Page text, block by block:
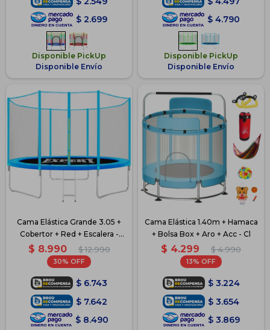
$ 2.699
Disponible PickUp
Disponible Envío
$ 4.790
Disponible PickUp
Disponible Envío
Cama Elástica Grande 3.05 +
Cobertor + Red + Escalera -
Azul
$ 8.990 $ 12.990
30
$ 6.743
$ 7.642
$ 8.490
Cama Elástica 1.40m + Hamaca
+ Bolsa Box + Aro + Acc - Cl
$ 4.299 $ 4.990
13
$ 3.224
$ 3.654
$ 3.869